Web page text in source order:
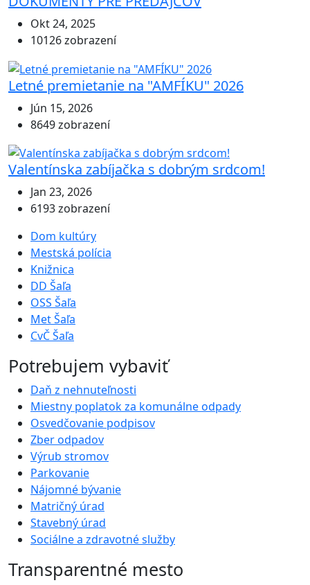
Okt 24, 2025
10126 zobrazení
Letné premietanie na "AMFÍKU" 2026
Jún 15, 2026
8649 zobrazení
Valentínska zabíjačka s dobrým srdcom!
Jan 23, 2026
6193 zobrazení
Dom kultúry
Mestská polícia
Knižnica
DD Šaľa
OSS Šaľa
Met Šaľa
CvČ Šaľa
Potrebujem vybaviť
Daň z nehnuteľnosti
Miestny poplatok za komunálne odpady
Osvedčovanie podpisov
Zber odpadov
Výrub stromov
Parkovanie
Nájomné bývanie
Matričný úrad
Stavebný úrad
Sociálne a zdravotné služby
Transparentné mesto